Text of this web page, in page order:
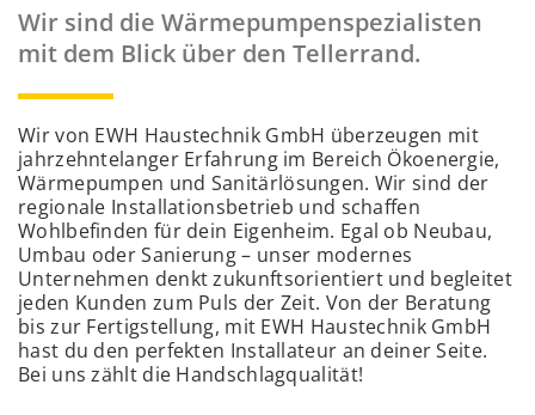
Wir sind die Wärmepumpenspezialisten
mit dem Blick über den Tellerrand.
Wir von EWH Haustechnik GmbH überzeugen mit
jahrzehntelanger Erfahrung im Bereich Ökoenergie,
Wärmepumpen und Sanitärlösungen. Wir sind der
regionale Installationsbetrieb und schaffen
Wohlbefinden für dein Eigenheim. Egal ob Neubau,
Umbau oder Sanierung – unser modernes
Unternehmen denkt zukunftsorientiert und begleitet
jeden Kunden zum Puls der Zeit. Von der Beratung
bis zur Fertigstellung, mit EWH Haustechnik GmbH
hast du den perfekten Installateur an deiner Seite.
Bei uns zählt die Handschlagqualität!